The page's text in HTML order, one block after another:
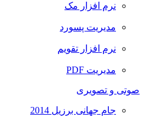
نرم افزار مک
مدیریت پسورد
نرم افزار تقویم
مدیریت PDF
صوتی و تصویری
جام جهانی برزیل 2014